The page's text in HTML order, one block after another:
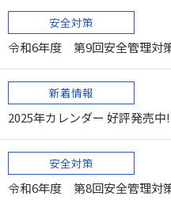
安全対策
令和6年度 第9回安全管理対
新着情報
2025年カレンダー 好評発売中!
安全対策
令和6年度 第8回安全管理対